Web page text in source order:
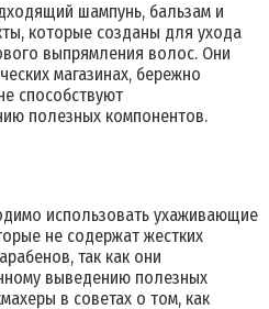
шампунь, бальзам и
которые созданы для ухода
выпрямления волос. Они
магазинах, бережно
способствуют
полезных компонентов.
использовать ухаживающие
не содержат жестких
так как они
выведению полезных
в советах о том, как